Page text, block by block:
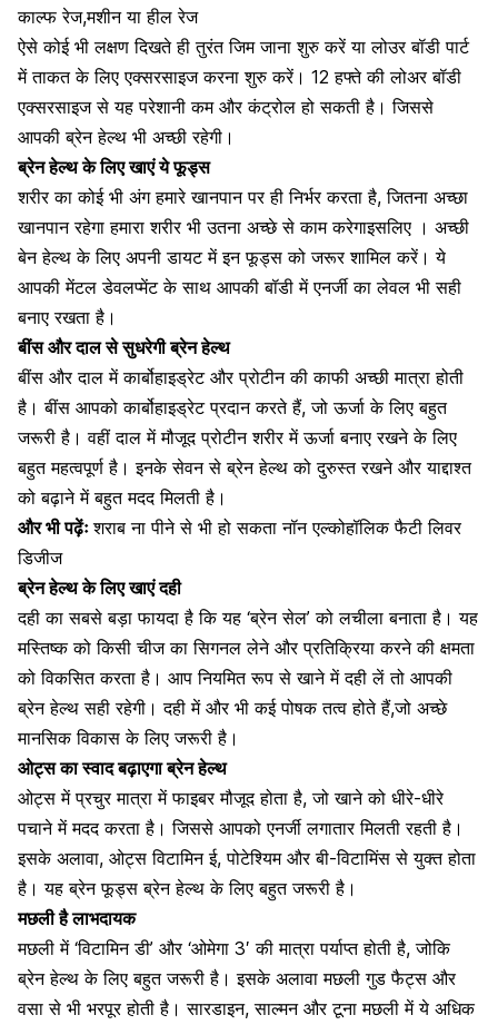
काल्फ रेज,मशीन या हील रेज
ऐसे कोई भी लक्षण दिखते ही तुरंत जिम जाना शुरु करें या लोउर बॉडी पार्ट
में ताकत के लिए एक्सरसाइज करना शुरु करें। 12 हफ्ते की लोअर बॉडी
एक्सरसाइज से यह परेशानी कम और कंट्रोल हो सकती है। जिससे
आपकी ब्रेन हेल्थ भी अच्छी रहेगी।
ब्रेन हेल्थ के लिए खाएं ये फूड्स
शरीर का कोई भी अंग हमारे खानपान पर ही निर्भर करता है, जितना अच्छा
खानपान रहेगा हमारा शरीर भी उतना अच्छे से काम करेगाइसलिए । अच्छी
बेन हेल्थ के लिए अपनी डायट में इन फूड्स को जरूर शामिल करें। ये
आपकी मेंटल डेवलप्मेंट के साथ आपकी बॉडी में एनर्जी का लेवल भी सही
बनाए रखता है।
बींस और दाल से सुधरेगी ब्रेन हेल्थ
बींस और दाल में कार्बोहाइड्रेट औरप्रोटीन की काफी अच्छी मात्रा होती
है। बींस आपको कार्बोहाइड्रेट प्रदान करते हैं, जो ऊर्जा के लिए बहुत
जरूरी है। वहीं दाल में मौजूदप्रोटीन शरीर में ऊर्जा बनाए रखनेके लिए
बहुत महत्वपूर्ण है। इनके सेवन से ब्रेन हेल्थ को दुरुस्त रखने और याद्दाश्त
को बढ़ाने में बहुत मदद मिलती है।
और भी पढ़ेंःशराब ना पीने से भी हो सकता नॉन एल्कोहॉलिक फैटी लिवर
डिजीज
ब्रेन हेल्थ के लिए खाएं दही
दही का सबसे बड़ा फायदा है कि यह ‘ब्रेन सेल’ को लचीला बनाता है। यह
मस्तिष्क को किसी चीज का सिगनल लेने और प्रतिक्रिया करने की क्षमता
को विकसित करता है। आपनियमित रूप से खाने में दही लें तो आपकी
ब्रेन हेल्थ सही रहेगी। दही में और भी कई पोषक तत्व होते हैं,जो अच्छे
मानसिक विकास के लिए जरूरी है।
ओट्स का स्वाद बढ़ाएगा ब्रेन हेल्थ
ओट्स में प्रचुर मात्रा में फाइबर मौजूद होता है, जो खाने को धीरे-धीरे
पचाने में मदद करता है। जिससे आपको एनर्जी लगातार मिलती रहती है।
इसके अलावा, ओट्सविटामिन ई, पोटेश्यिमऔर बी-विटामिंस से युक्त होता
है। यहब्रेन फूड्स ब्रेन हेल्थ के लिए बहुत जरूरी है।
मछली है लाभदायक
मछली में ‘विटामिन डी’ और ‘ओमेगा 3′ की मात्रा पर्याप्त होती है, जोकि
ब्रेन हेल्थ के लिए बहुत जरूरी है। इसके अलावा मछली गुड फैट्स और
वसा से भी भरपूर होती है। सारडाइन, साल्‍मन और टूना मछली में ये अधिक